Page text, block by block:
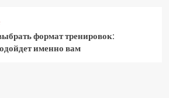
формат тренировок:
именно вам